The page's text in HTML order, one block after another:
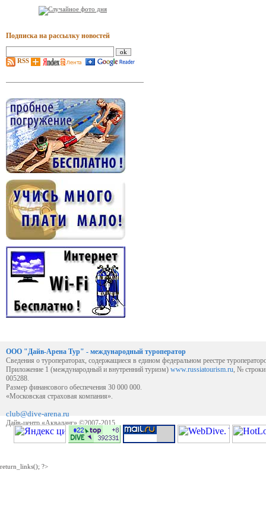
Подписка на рассылку новостей
RSS
ООО "Дайв-Арена Тур" - международный туроператор
Сведения о туроператорах, содержащиеся в едином федеральном реестре
Приложение 1 (международный и внутренний туризм) www.russiatourism.ru, №
005288.
Размер финансового обеспечения 30 000 000.
«Московская страховая компания».
club@dive-arena.ru
Дайв-центр «Акваланг» ©2007-2015
return_links(); ?>